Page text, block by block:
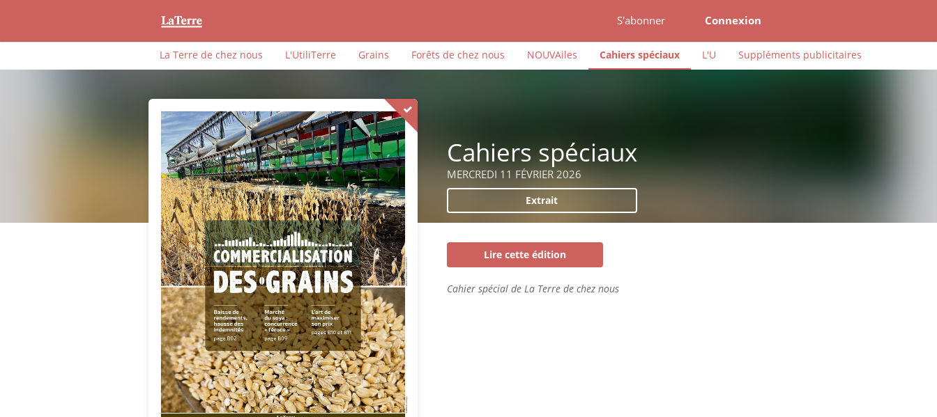
S'abonner Connexion
La Terre de chez nous L'UtiliTerre Grains Forêts de chez nous NOUVAiles Cahiers spéciaux L'U Suppléments publicitaires
Cahiers spéciaux
MERCREDI 11 FÉVRIER 2026
Extrait
Lire cette édition
Cahier spécial de La Terre de chez nous